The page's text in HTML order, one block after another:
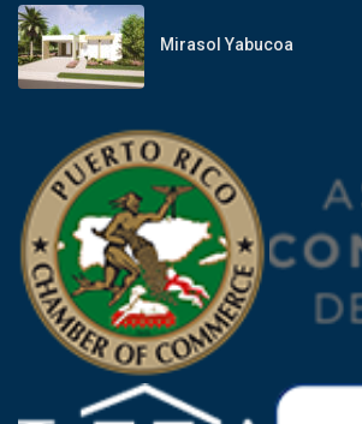
Mirasol Yabucoa